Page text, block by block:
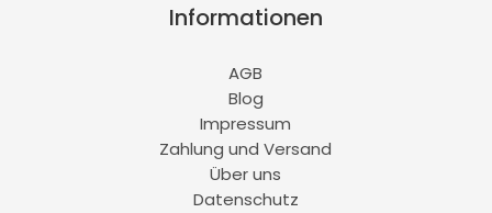
Informationen
AGB
Blog
Impressum
Zahlung und Versand
Über uns
Datenschutz